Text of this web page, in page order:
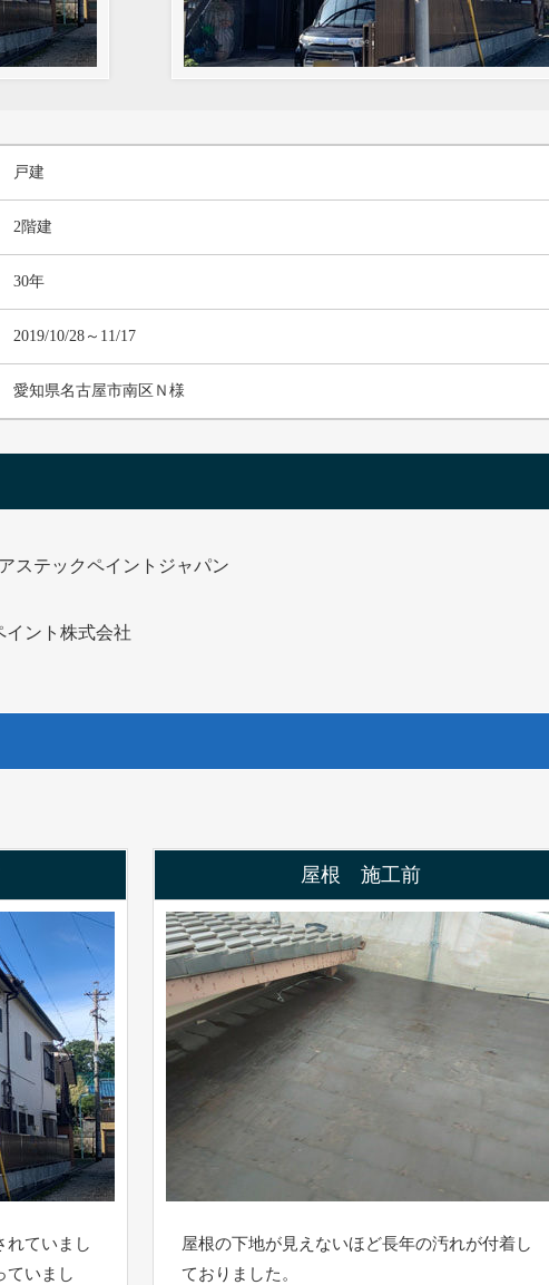
戸建
2階建
30年
2019/10/28～11/17
愛知県名古屋市南区Ｎ様
ステックペイントジャパン
イント株式会社
れていまし
ていまし
屋根 施工前
屋根の下地が見えないほど長年の汚れが付着し
ておりました。